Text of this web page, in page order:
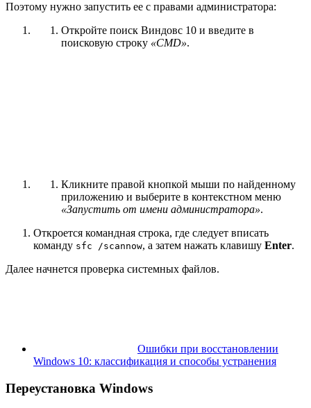
Поэтому нужно запустить ее с правами администратора:
Откройте поиск Виндовс 10 и введите в
поисковую строку «CMD».
Кликните правой кнопкой мыши по найденному
приложению и выберите в контекстном меню
«Запустить от имени администратора».
Откроется командная строка, где следует вписать
команду sfc /scannow, а затем нажать клавишу Enter.
Далее начнется проверка системных файлов.
Ошибки при восстановлении
Windows 10: классификация и способы устранения
Переустановка Windows